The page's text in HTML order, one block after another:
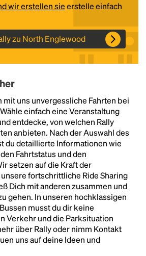
wir erstellen sieerstelle einfach
zu North Englewood
mit uns unvergessliche Fahrten bei
einfach eine Veranstaltung
entdecke, von welchen Rally
anbieten. Nach der Auswahl des
du detaillierte Informationen wie
Fahrtstatus und den
setzen auf die Kraft der
fortschrittliche Ride Sharing
Dich mit anderen zusammen und
gehen. In unseren hochklassigen
musst du dir keine
Verkehr und die Parksituation
über Rally oder nimm Kontakt
uns auf deine Ideen und
simply dummy text of the printing
Lorem Ipsum has been the
dummy text ever since the
unknown printer took a galley of
it to make a type specimen
not only five centuries, but also
typesetting, remaining
unchanged.